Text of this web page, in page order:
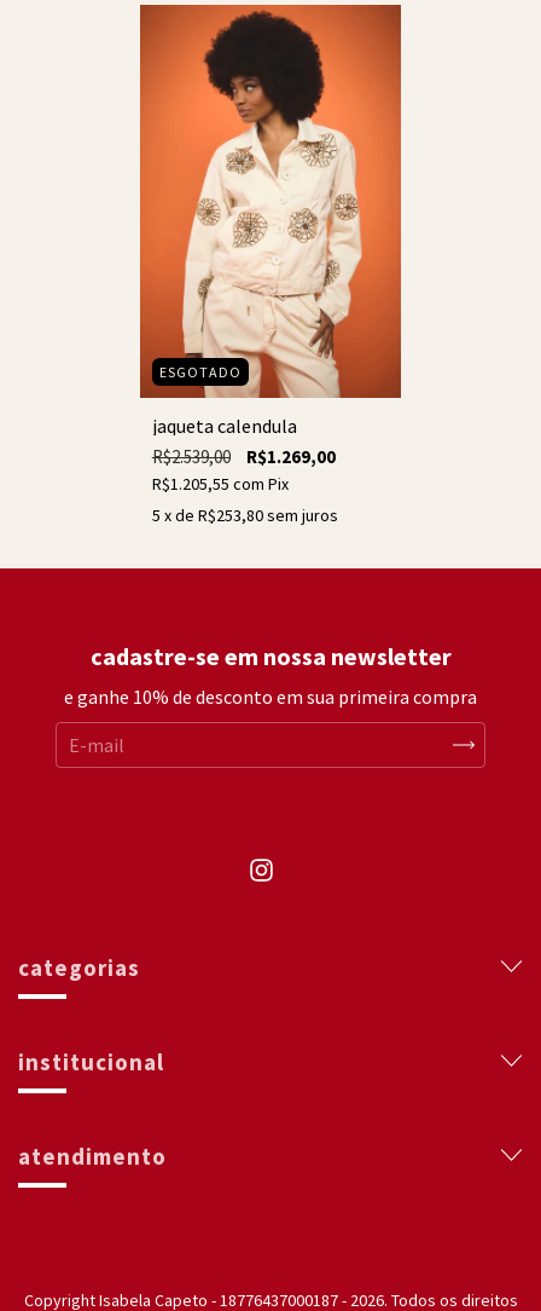
ESGOTADO
jaqueta calendula
R$2.539,00 R$1.269,00
R$1.205,55 com Pix
5 x de R$253,80sem juros
cadastre-se em nossa newsletter
e ganhe 10% de desconto em sua primeira compra
categorias
institucional
atendimento
Copyright Isabela Capeto - 18776437000187 - 2026. Todos os direitos